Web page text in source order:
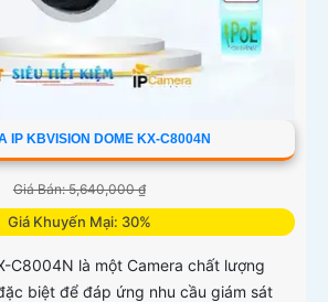
IP KBVISION DOME KX-C8004N
Giá Bán: 5,640,000 ₫
Giá Khuyến Mại: 30%
C8004N là một Camera chất lượng
biệt để đáp ứng nhu cầu giám sát